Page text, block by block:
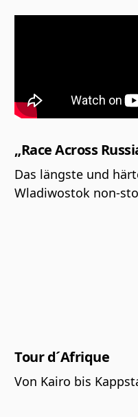
„Race Across
Das längste und
Wladiwostok non-
Tour d´Afrique
Von Kairo bis